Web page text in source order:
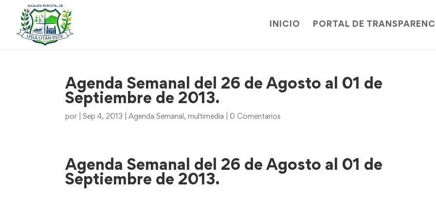
INICIO PORTAL DE
Agenda Semanal del 26 de Agosto al 01 de
Septiembre de 2013.
por |Sep 4, 2013 |Agenda Semanal ,multimedia 0 Comentarios
Agenda Semanal del 26 de Agosto al 01 de
Septiembre de 2013.